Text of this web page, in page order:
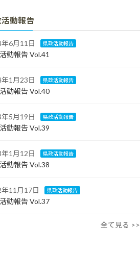
動報告
6月11日 県政活動報告
動報告 Vol.41
1月23日 県政活動報告
動報告 Vol.40
5月19日 県政活動報告
動報告 Vol.39
1月12日 県政活動報告
動報告 Vol.38
11月17日 県政活動報告
動報告 Vol.37
全て見る >>